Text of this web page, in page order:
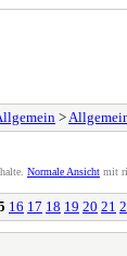
>
Normale Ansicht mit
16 17 18 19 20 21